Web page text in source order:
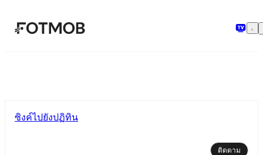
ข้ามไปยังเนื้อหาหลัก
ซิงค์ไปยังปฏิทิน
ติดตาม